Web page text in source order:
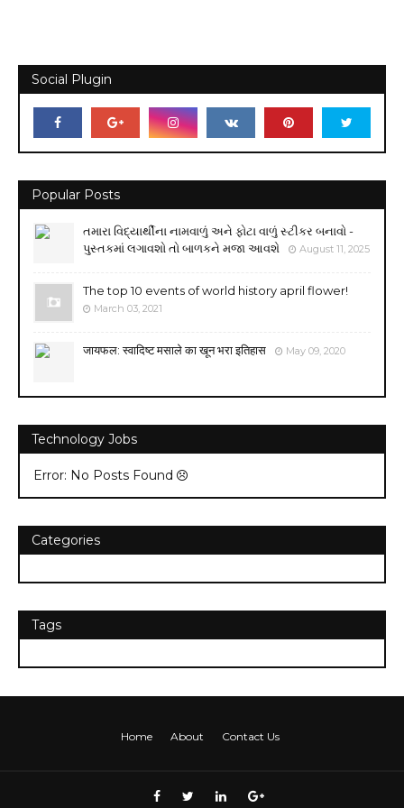
Social Plugin
Popular Posts
તમારા વિદ્યાર્થીના નામવાળું અને ફોટા વાળું સ્ટીકર બનાવો -
પુસ્તકમાં લગાવશો તો બાળકને મજા આવશે
August 11, 2025
The top 10 events of world history april flower!
March 03, 2021
जायफल: स्वादिष्ट मसाले का खून भरा इतिहास May 09, 2020
Technology Jobs
Error: No Posts Found
Categories
Tags
Home About Contact Us